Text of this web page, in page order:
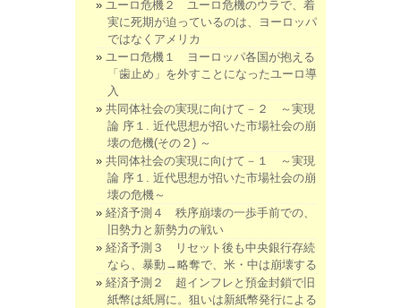
ユーロ危機２ ユーロ危機のウラで、着
実に死期が迫っているのは、ヨーロッパ
ではなくアメリカ
ユーロ危機１ ヨーロッパ各国が抱える
「歯止め」を外すことになったユーロ導
入
共同体社会の実現に向けて－２ ～実現
論 序１. 近代思想が招いた市場社会の崩
壊の危機(その２) ～
共同体社会の実現に向けて－１ ～実現
論 序１. 近代思想が招いた市場社会の崩
壊の危機～
経済予測４ 秩序崩壊の一歩手前での、
旧勢力と新勢力の戦い
経済予測３ リセット後も中央銀行存続
なら、暴動→略奪で、米・中は崩壊する
経済予測２ 超インフレと預金封鎖で旧
紙幣は紙屑に。狙いは新紙幣発行による